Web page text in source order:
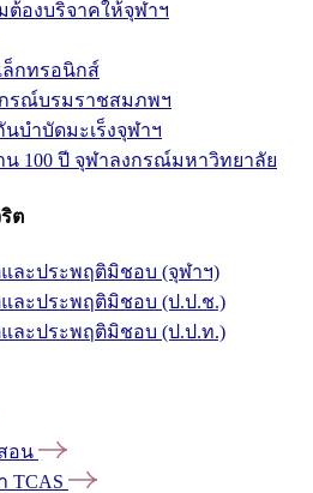
ต้องบริจาคให้จุฬาฯ
ล็กทรอนิกส์
รณ์บรมราชสมภพฯ
บำบัดมะเร็งจุฬาฯ
น 100 ปี จุฬาลงกรณ์มหาวิทยาลัย
ต
และประพฤติมิชอบ (จุฬาฯ)
และประพฤติมิชอบ (ป.ป.ช.)
และประพฤติมิชอบ (ป.ป.ท.)
อน
TCAS